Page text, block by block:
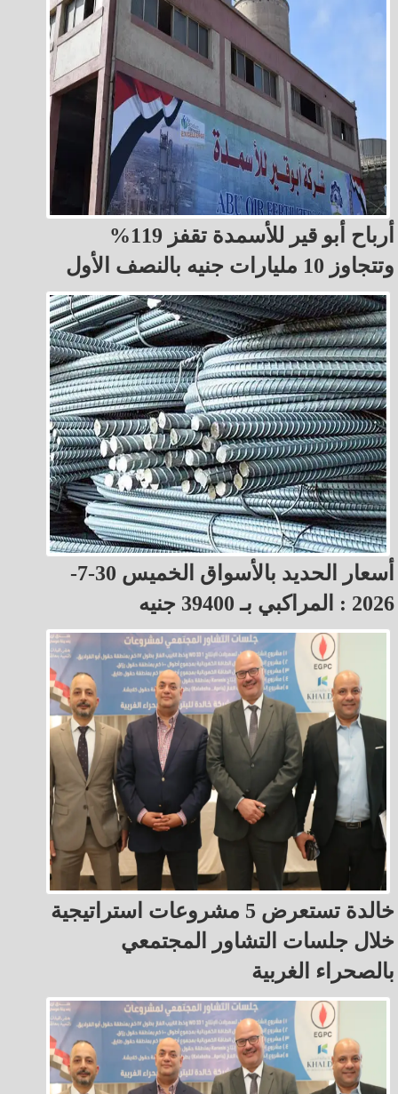
أرباح أبو قير للأسمدة تقفز 119%
وتتجاوز 10 مليارات جنيه بالنصف الأول
أسعار الحديد بالأسواق الخميس 30-7-
2026 : المراكبي بـ 39400 جنيه
خالدة تستعرض 5 مشروعات استراتيجية
خلال جلسات التشاور المجتمعي
بالصحراء الغربية